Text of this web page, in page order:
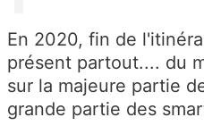
En 2020, fin de
présent partout.... du
sur la majeure partie
grande partie des